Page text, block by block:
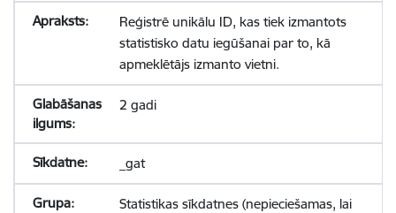
Reģistrē unikālu ID, kas tiek izmantots
statistisko datu iegūšanai par to, kā
apmeklētājs izmanto vietni.
2 gadi
_gat
Statistikas sīkdatnes (nepieciešamas, lai